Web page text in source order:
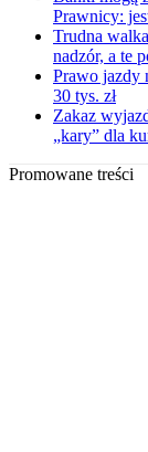
Prawnicy:
Trudna
nadzór, a te
Prawo jazdy
30 tys. zł
Zakaz
„kary” dla
Promowane treści